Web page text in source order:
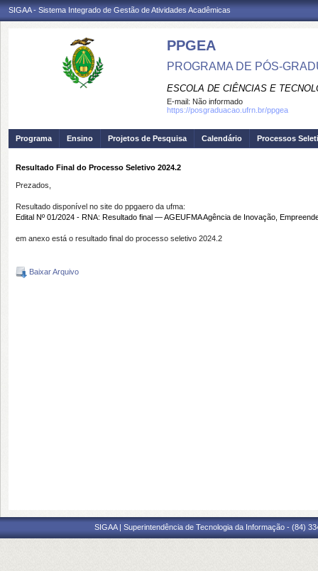
SIGAA - Sistema Integrado de Gestão de Atividades Acadêmicas
PPGEA
PROGRAMA DE PÓS-
ESCOLA DE CIÊNCIAS E
E-mail: Não informado
https://posgraduacao.ufrn.br/ppgea
Programa Ensino Projetos de Pesquisa Calendário Processos
Resultado Final do Processo Seletivo 2024.2
Prezados,
Resultado disponível no site do ppgaero da ufma:
Edital Nº 01/2024 - RNA: Resultado final — AGEUFMA Agência de Inovação,
em anexo está o resultado final do processo seletivo 2024.2
Baixar Arquivo
SIGAA | Superintendência de Tecnologia da Informação - (84)